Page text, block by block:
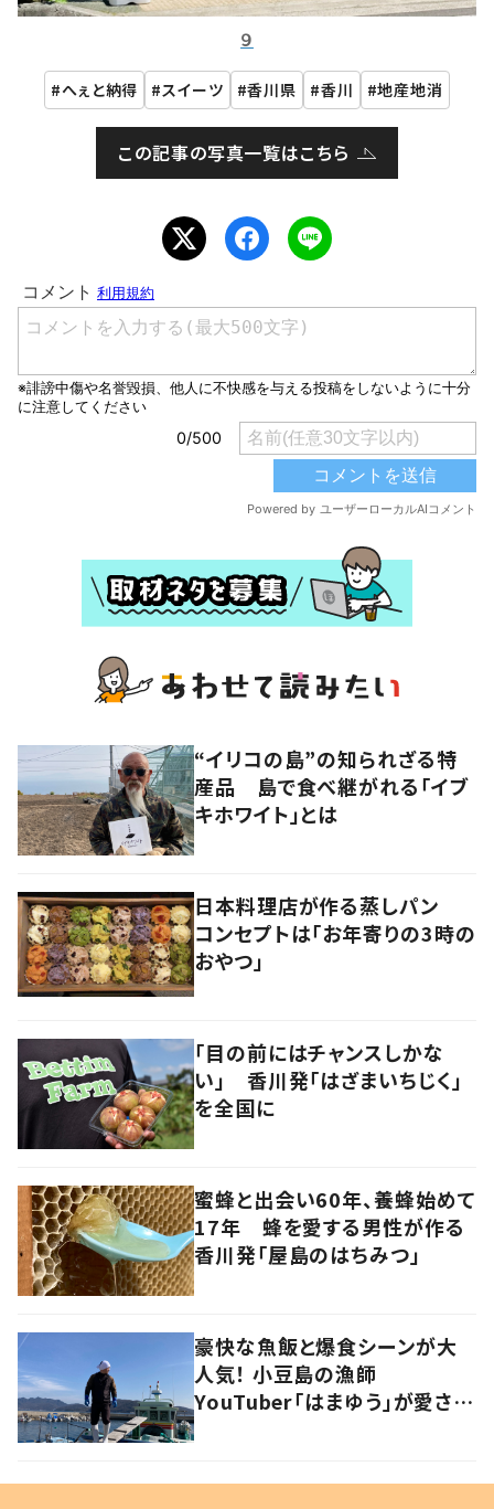
９
へぇと納得 スイーツ 香川県 香川 地産地消
この記事の写真一覧はこちら
“イリコの島”の知られざる特
産品 島で食べ継がれる「イブ
キホワイト」とは
日本料理店が作る蒸しパン
コンセプトは「お年寄りの3時の
おやつ」
「目の前にはチャンスしかな
い」 香川発「はざまいちじく」
を全国に
蜜蜂と出会い60年、養蜂始めて
17年 蜂を愛する男性が作る
香川発「屋島のはちみつ」
豪快な魚飯と爆食シーンが大
人気！ 小豆島の漁師
YouTuber「はまゆう」が愛され